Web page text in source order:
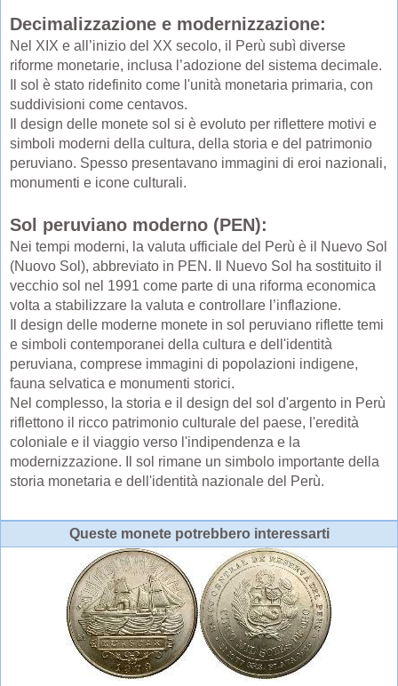
Decimalizzazione e modernizzazione:
Nel XIX e all’inizio del XX secolo, il Perù subì diverse
riforme monetarie, inclusa l’adozione del sistema decimale.
Il sol è stato ridefinito come l'unità monetaria primaria, con
suddivisioni come centavos.
Il design delle monete sol si è evoluto per riflettere motivi e
simboli moderni della cultura, della storia e del patrimonio
peruviano. Spesso presentavano immagini di eroi nazionali,
monumenti e icone culturali.
Sol peruviano moderno (PEN):
Nei tempi moderni, la valuta ufficiale del Perù è il Nuevo Sol
(Nuovo Sol), abbreviato in PEN. Il Nuevo Sol ha sostituito il
vecchio sol nel 1991 come parte di una riforma economica
volta a stabilizzare la valuta e controllare l’inflazione.
Il design delle moderne monete in sol peruviano riflette temi
e simboli contemporanei della cultura e dell'identità
peruviana, comprese immagini di popolazioni indigene,
fauna selvatica e monumenti storici.
Nel complesso, la storia e il design del sol d'argento in Perù
riflettono il ricco patrimonio culturale del paese, l'eredità
coloniale e il viaggio verso l'indipendenza e la
modernizzazione. Il sol rimane un simbolo importante della
storia monetaria e dell'identità nazionale del Perù.
Queste monete potrebbero interessarti